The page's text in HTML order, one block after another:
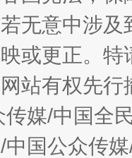
无意中涉
或更正。
站有权先
媒/中国全
国公众传